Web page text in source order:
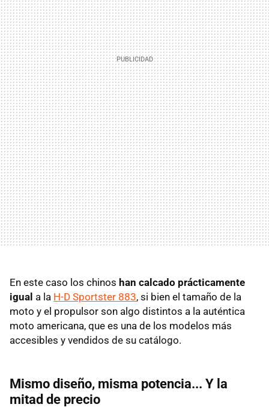
En este caso los chinos han calcado prácticamente
igual a la H-D Sportster 883, si bien el tamaño de la
moto y el propulsor son algo distintos a la auténtica
moto americana, que es una de los modelos más
accesibles y vendidos de su catálogo.
Mismo diseño, misma potencia... Y la
mitad de precio